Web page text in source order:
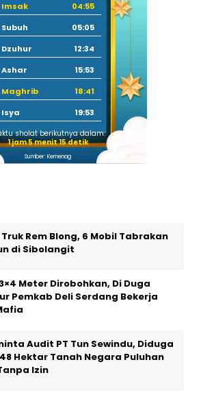
Imsak
04:55
Subuh
05:05
Dzuhur
12:34
Ashar
15:53
Maghrib
18:41
Isya
19:53
sholat berikutnya dalam:
1 jam 5 menit 15 detik
Sumber: Kemenag
Rem Blong, 6 Mobil Tabrakan
di Sibolangit
Meter Dirobohkan, Di Duga
Pemkab Deli Serdang Bekerja
Audit PT Tun Sewindu, Diduga
Hektar Tanah Negara Puluhan
Izin